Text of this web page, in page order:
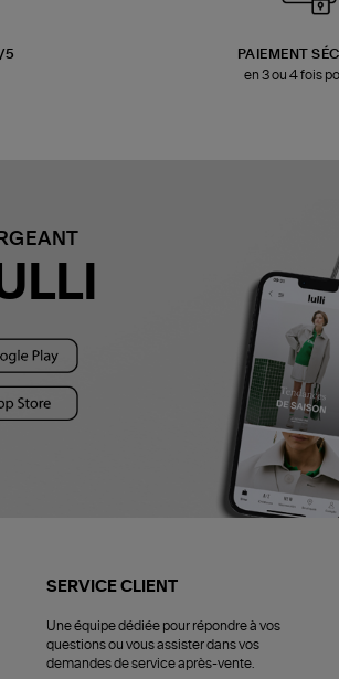
5
PAIEMENT
en 3 ou 4 fois
SERVICE CLIENT
Une équipe dédiée pour répondre à vos
questions ou vous assister dans vos
demandes de service après-vente.